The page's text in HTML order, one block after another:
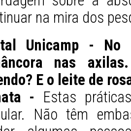
na mira dos
Unicamp - No
nas
E o leite de
- Estas
Não têm